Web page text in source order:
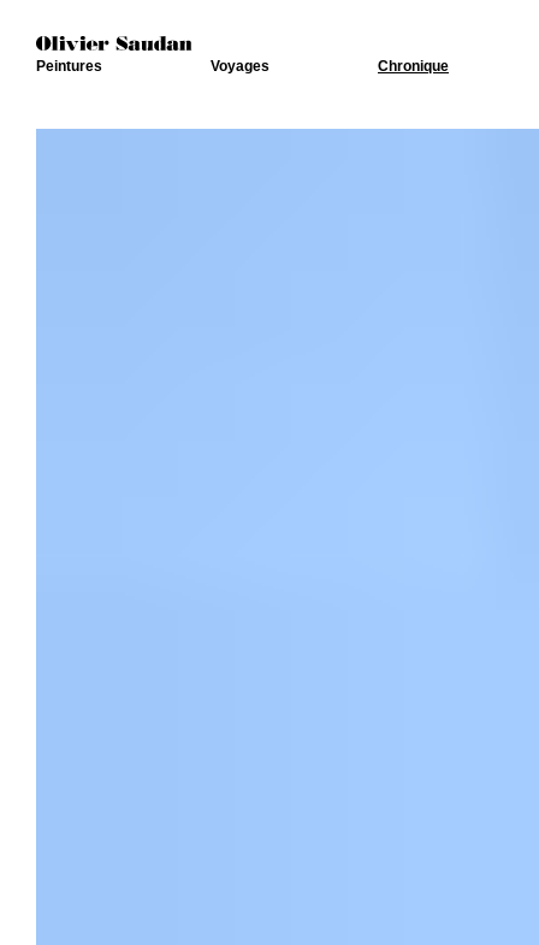
Peintures Voyages Chronique